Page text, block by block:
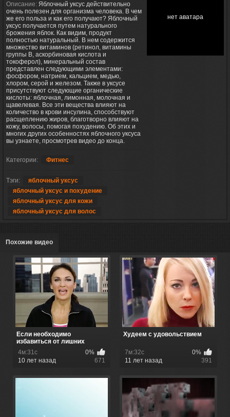
нет аватара
Описание: Яблочный уксус действительно
очень полезен для организма человека. В чем
же его польза и как его получают? Яблочный
уксус получается путем натурального
брожения яблок. Как видим, продукт
полностью натуральный. В нем содержится
множество витаминов (ретинол, витамины
группы В, аскорбиновая кислота и
токоферол), минеральный состав
представлен следующими элементами:
фосфором, натрием, кальцием, медью,
хлором, серой и железом. Также в уксусе
присутствуют следующие органические
кислоты: яблочная, лимонная, молочная и
щавелевая. Все эти вещества влияют на
количество в крови инсулина, способствуют
расщеплению жиров, благотворно влияют на
кожу, волосы, помогая похудению. Об этих и
многих других особенностях яблочного уксуса
вы узнаете, просмотрев видео до конца.
Категории: Фитнес
Тэги:
яблочный уксус
яблочный уксус и похудение
яблочный уксус для кожи
яблочный уксус для волос
Похожие видео
Если необходимо
избавиться от лишних
килограмм, кик-...
4м:31с
0%
10 лет назад
671
Худеем с удовольствием
7м:32с
0%
11 лет назад
391